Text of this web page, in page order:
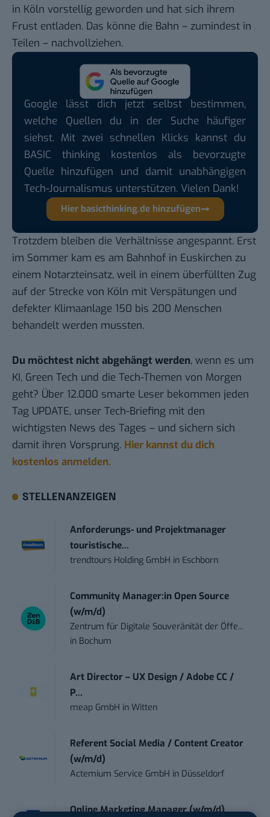
in Köln vorstellig geworden und hat sich ihrem
Frust entladen. Das könne die Bahn – zumindest in
Teilen – nachvollziehen.
Google lässt dich jetzt selbst bestimmen,
welche Quellen du in der Suche häufiger
siehst. Mit zwei schnellen Klicks kannst du
BASIC thinking kostenlos als bevorzugte
Quelle hinzufügen und damit unabhängigen
Tech-Journalismus unterstützen. Vielen Dank!
Hier basicthinking.de hinzufügen
Trotzdem bleiben die Verhältnisse angespannt. Erst
im Sommer kam es am Bahnhof in Euskirchen zu
einem Notarzteinsatz, weil in einem überfüllten Zug
auf der Strecke von Köln mit Verspätungen und
defekter Klimaanlage 150 bis 200 Menschen
behandelt werden mussten.
Du möchtest nicht abgehängt werden, wenn es um
KI, Green Tech und die Tech-Themen von Morgen
geht? Über 12.000 smarte Leser bekommen jeden
Tag UPDATE, unser Tech-Briefing mit den
wichtigsten News des Tages – und sichern sich
damit ihren Vorsprung. Hier kannst du dich
kostenlos anmelden.
STELLENANZEIGEN
Anforderungs- und Projektmanager
touristische...
trendtours Holding GmbH in Eschborn
Community Manager:in Open Source
(w/m/d)
Zentrum für Digitale Souveränität der Öffe...
in Bochum
Art Director – UX Design / Adobe CC /
P...
meap GmbH inWitten
Referent Social Media / Content Creator
(w/m/d)
Actemium Service GmbH in Düsseldorf
Online Marketing Manager (w/m/d)